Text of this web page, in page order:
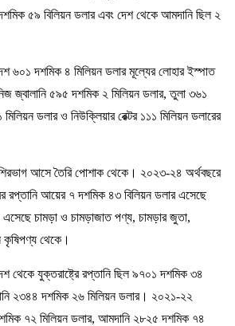
৫৯ বিলিয়ন ডলার এবং দেশ থেকে আমদানি ছিল ২
৬০১ দশমিক ৪ মিলিয়ন ডলার মূল্যের লোহার ইস্পাত
জ্বালানি ৫৯৫ দশমিক ২ মিলিয়ন ডলার, তুলা ৩৬১
ডলার ও নিউক্লিয়ার রেক্টর ১১১ মিলিয়ন ডলারের
আসে তৈরি পোশাক থেকে। ২০২৩-২৪ অর্থবছরে
রপ্তানি আয়ের ৭ দশমিক ৪৩ বিলিয়ন ডলার এসেছে
এসেছে চামড়া ও চামড়াজাত পণ্য, চামড়ার জুতা,
কৃষিপণ্য থেকে।
থেকে যুক্তরাষ্ট্রে রপ্তানি ছিল ৯৭০১ দশমিক ৩৪
২৩৪৪ দশমিক ২৬ মিলিয়ন ডলার। ২০২১-২২
৭২ মিলিয়ন ডলার, আমদানি ২৮২৫ দশমিক ৭৪